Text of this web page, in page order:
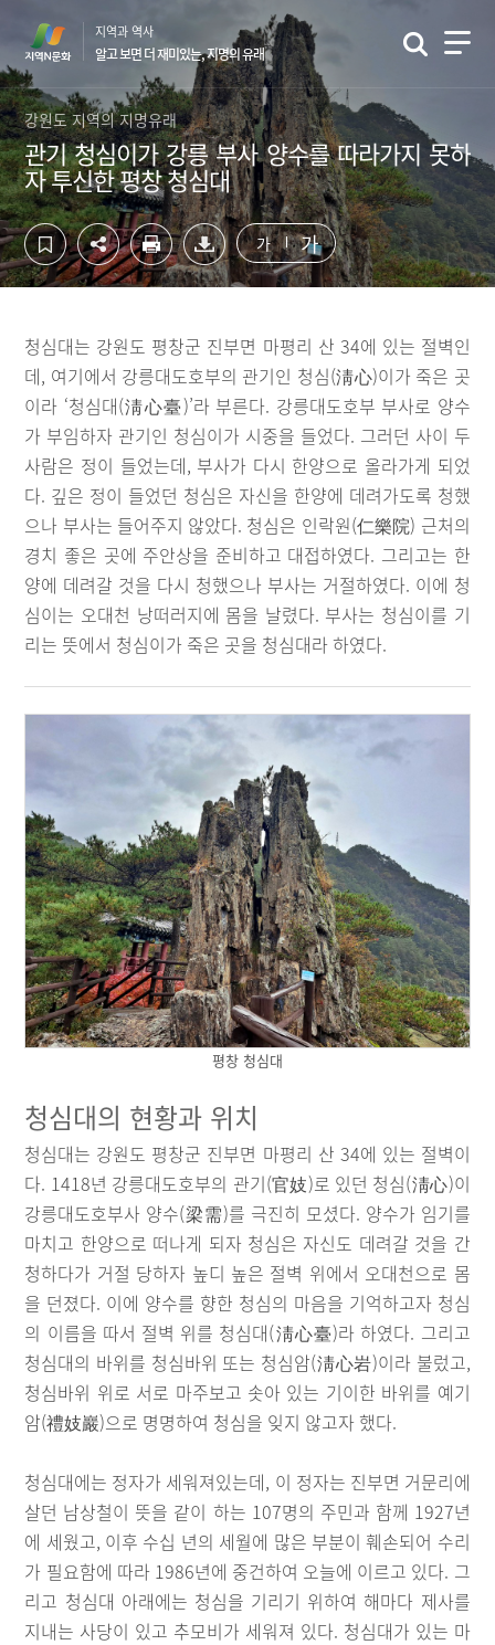
츠
영
역
바
로
가
기
영
역
바
로
가
기
지역과 역사
알고 보면 더 재미있는, 지명의 유래
강원도 지역의 지명유래
관기 청심이가 강릉 부사 양수를 따라가지 못하
자 투신한 평창 청심대
가 가
청심대는 강원도 평창군 진부면 마평리 산 34에 있는 절벽인
데, 여기에서 강릉대도호부의 관기인 청심(淸心)이가 죽은 곳
이라 ‘청심대(淸心臺)’라 부른다. 강릉대도호부 부사로 양수
가 부임하자 관기인 청심이가 시중을 들었다. 그러던 사이 두
사람은 정이 들었는데, 부사가 다시 한양으로 올라가게 되었
다. 깊은 정이 들었던 청심은 자신을 한양에 데려가도록 청했
으나 부사는 들어주지 않았다. 청심은 인락원(仁樂院) 근처의
경치 좋은 곳에 주안상을 준비하고 대접하였다. 그리고는 한
양에 데려갈 것을 다시 청했으나 부사는 거절하였다. 이에 청
심이는 오대천 낭떠러지에 몸을 날렸다. 부사는 청심이를 기
리는 뜻에서 청심이가 죽은 곳을 청심대라 하였다.
평창 청심대
청심대의 현황과 위치
청심대는 강원도 평창군 진부면 마평리 산 34에 있는 절벽이
다. 1418년 강릉대도호부의 관기(官妓)로 있던 청심(淸心)이
강릉대도호부사 양수(梁需)를 극진히 모셨다. 양수가 임기를
마치고 한양으로 떠나게 되자 청심은 자신도 데려갈 것을 간
청하다가 거절 당하자 높디 높은 절벽 위에서 오대천으로 몸
을 던졌다. 이에 양수를 향한 청심의 마음을 기억하고자 청심
의 이름을 따서 절벽 위를 청심대(淸心臺)라 하였다. 그리고
청심대의 바위를 청심바위 또는 청심암(淸心岩)이라 불렀고,
청심바위 위로 서로 마주보고 솟아 있는 기이한 바위를 예기
암(禮妓巖)으로 명명하여 청심을 잊지 않고자 했다.
청심대에는 정자가 세워져있는데, 이 정자는 진부면 거문리에
살던 남상철이 뜻을 같이 하는 107명의 주민과 함께 1927년
에 세웠고, 이후 수십 년의 세월에 많은 부분이 훼손되어 수리
가 필요함에 따라 1986년에 중건하여 오늘에 이르고 있다. 그
리고 청심대 아래에는 청심을 기리기 위하여 해마다 제사를
지내는 사당이 있고 추모비가 세워져 있다. 청심대가 있는 마